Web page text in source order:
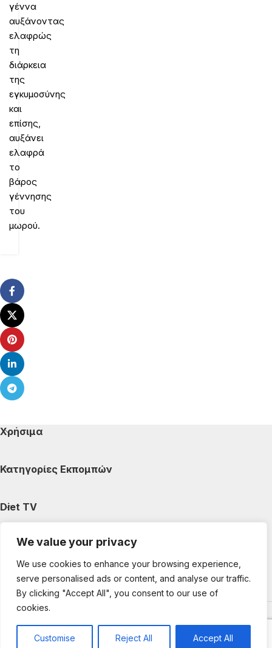
We value your privacy
We use cookies to enhance your browsing experience,
serve personalised ads or content, and analyse our traffic.
By clicking "Accept All", you consent to our use of
cookies.
Customise Reject All Accept All
γέννα
αυξάνοντας
ελαφρώς
τη
διάρκεια
της
εγκυμοσύνης
και
επίσης,
αυξάνει
ελαφρά
το
βάρος
γέννησης
του
μωρού.
Χρήσιμα
Κατηγορίες Εκπομπών
Diet TV
Κατηγορίες Άρθρων
Ακολουθήστε μας
Copyright © 2025 DietTV. All Rights Reserved.
development by web-idea.gr
0